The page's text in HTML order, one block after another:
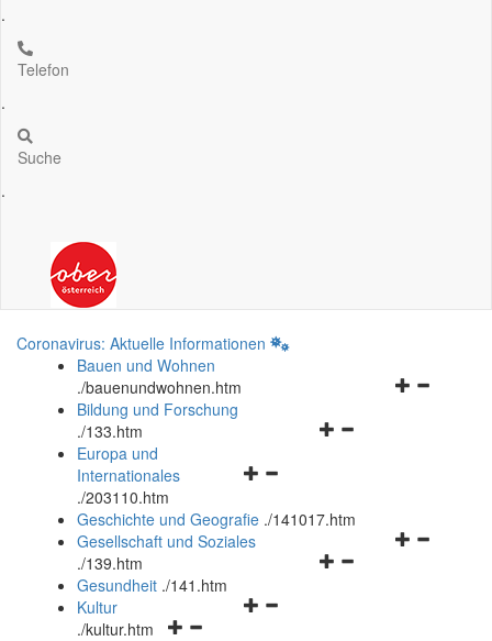
.
Telefon
.
Suche
.
Coronavirus: Aktuelle Informationen
Bauen und Wohnen
./bauenundwohnen.htm
Navigationsmenü
Bildung und Forschung
./133.htm
Navigationsmenü
und
schließen
Europa und
Internationales
./203110.htm
Geschichte und Geografie ./141017.htm
Navigationsmenü
Gesellschaft und Soziales
./139.htm
Navigationsmenü
Gesundheit ./141.htm
Navigationsmenü
Kultur
./kultur.htm